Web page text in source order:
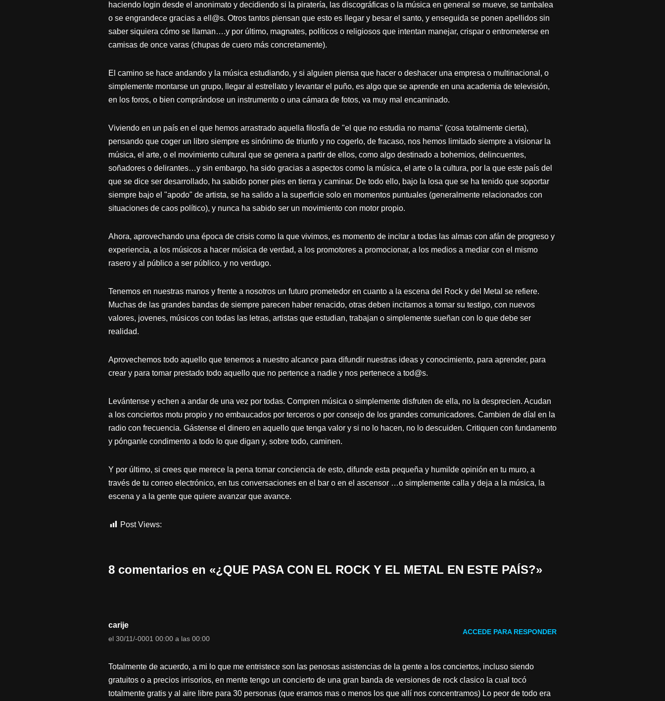
haciendo login desde el anonimato y decidiendo si la piratería, las discográficas o la música en general se mueve, se tambalea
o se engrandece gracias a ell@s. Otros tantos piensan que esto es llegar y besar el santo, y enseguida se ponen apellidos sin
saber siquiera cómo se llaman….y por último, magnates, políticos o religiosos que intentan manejar, crispar o entrometerse en
camisas de once varas (chupas de cuero más concretamente).
El camino se hace andando y la música estudiando, y si alguien piensa que hacer o deshacer una empresa o multinacional, o
simplemente montarse un grupo, llegar al estrellato y levantar el puño, es algo que se aprende en una academia de televisión,
en los foros, o bien comprándose un instrumento o una cámara de fotos, va muy mal encaminado.
Viviendo en un país en el que hemos arrastrado aquella filosfía de "el que no estudia no mama" (cosa totalmente cierta),
pensando que coger un libro siempre es sinónimo de triunfo y no cogerlo, de fracaso, nos hemos limitado siempre a visionar la
música, el arte, o el movimiento cultural que se genera a partir de ellos, como algo destinado a bohemios, delincuentes,
soñadores o delirantes…y sin embargo, ha sido gracias a aspectos como la música, el arte o la cultura, por la que este país del
que se dice ser desarrollado, ha sabido poner pies en tierra y caminar. De todo ello, bajo la losa que se ha tenido que soportar
siempre bajo el "apodo" de artista, se ha salido a la superficie solo en momentos puntuales (generalmente relacionados con
situaciones de caos político), y nunca ha sabido ser un movimiento con motor propio.
Ahora, aprovechando una época de crisis como la que vivimos, es momento de incitar a todas las almas con afán de progreso y
experiencia, a los músicos a hacer música de verdad, a los promotores a promocionar, a los medios a mediar con el mismo
rasero y al público a ser público, y no verdugo.
Tenemos en nuestras manos y frente a nosotros un futuro prometedor en cuanto a la escena del Rock y del Metal se refiere.
Muchas de las grandes bandas de siempre parecen haber renacido, otras deben incitarnos a tomar su testigo, con nuevos
valores, jovenes, músicos con todas las letras, artistas que estudian, trabajan o simplemente sueñan con lo que debe ser
realidad.
Aprovechemos todo aquello que tenemos a nuestro alcance para difundir nuestras ideas y conocimiento, para aprender, para
crear y para tomar prestado todo aquello que no pertence a nadie y nos pertenece a tod@s.
Levántense y echen a andar de una vez por todas. Compren música o simplemente disfruten de ella, no la desprecien. Acudan
a los conciertos motu propio y no embaucados por terceros o por consejo de los grandes comunicadores. Cambien de díal en la
radio con frecuencia. Gástense el dinero en aquello que tenga valor y si no lo hacen, no lo descuiden. Critiquen con fundamento
y pónganle condimento a todo lo que digan y, sobre todo, caminen.
Y por último, si crees que merece la pena tomar conciencia de esto, difunde esta pequeña y humilde opinión en tu muro, a
través de tu correo electrónico, en tus conversaciones en el bar o en el ascensor …o simplemente calla y deja a la música, la
escena y a la gente que quiere avanzar que avance.
Post Views:
8 comentarios en «¿QUE PASA CON EL ROCK Y EL METAL EN ESTE PAÍS?»
carije
el 30/11/-0001 00:00 a las 00:00
ACCEDE PARA RESPONDER
Totalmente de acuerdo, a mi lo que me entristece son las penosas asistencias de la gente a los conciertos, incluso siendo
gratuitos o a precios irrisorios, en mente tengo un concierto de una gran banda de versiones de rock clasico la cual tocó
totalmente gratis y al aire libre para 30 personas (que eramos mas o menos los que allí nos concentramos) Lo peor de todo era